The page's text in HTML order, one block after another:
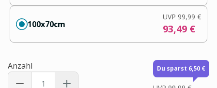
100x70cm
UVP 99,99 €
93,49 €
Anzahl Du sparst 6,50 €